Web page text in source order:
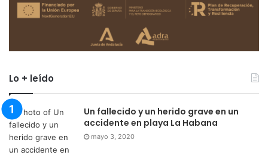
Lo + leído
Un fallecido y un herido grave en un
accidente en playa La Habana
mayo 3, 2020